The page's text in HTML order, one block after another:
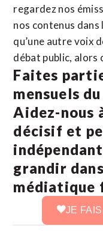
regardez nos
nos contenus dans
qu’une autre voix
débat public, alors
Faites
mensuels
Aidez-nous
décisif et
grandir
médiatique
JE